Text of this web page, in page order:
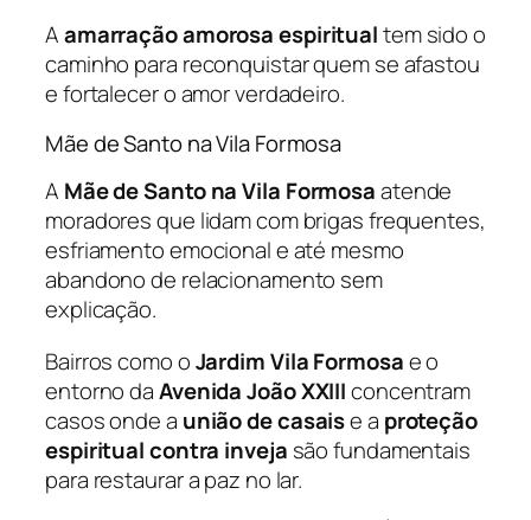
Aamarração amorosa espiritualtem sido o
caminho para reconquistar quem se afastou
e fortalecer o amor verdadeiro.
Mãe de Santo na Vila Formosa
A Mãe de Santo na Vila Formosaatende
moradores que lidam com brigas frequentes,
esfriamento emocional e até mesmo
abandono de relacionamento sem
explicação.
Bairros como oJardim Vila Formosae o
entorno daAvenida João XXIIIconcentram
casos onde a união de casaise a proteção
espiritual contra inveja são fundamentais
para restaurar a paz no lar.